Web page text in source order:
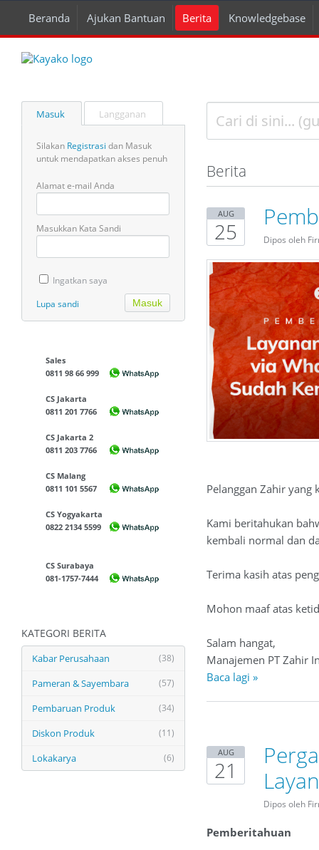
Beranda Ajukan Bantuan Berita Knowledgebase
Masuk Langganan
Silakan Registrasi dan Masuk
untuk mendapatkan akses penuh
Alamat e-mail Anda
Masukkan Kata Sandi
Ingatkan saya
Lupa sandi
Sales
0811 98 66 999
CS Jakarta
0811 201 7766
CS Jakarta 2
0811 203 7766
CS Malang
0811 101 5567
CS Yogyakarta
0822 2134 5599
CS Surabaya
081-1757-7444
KATEGORI BERITA
(38)
Kabar Perusahaan
(57)
Pameran & Sayembara
(34)
Pembaruan Produk
(11)
Diskon Produk
(6)
Lokakarya
Berita
AUG
25 Dipos oleh
Pelanggan Zahir yang
Kami beritahukan
kembali normal dan
Terima kasih atas
Mohon maaf atas
Salam hangat,
Manajemen PT Zahir
Baca lagi »
AUG
21
Dipos oleh
Pemberitahuan